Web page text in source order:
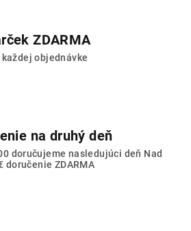
ZDARMA
každej objednávke
na druhý deň
doručujeme nasledujúci deň Nad
doručenie ZDARMA